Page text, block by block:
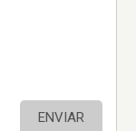
ENVIAR